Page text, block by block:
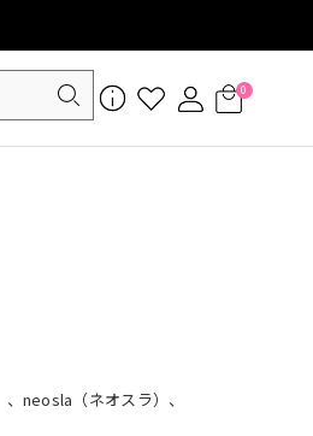
0
neosla（ネオスラ）、